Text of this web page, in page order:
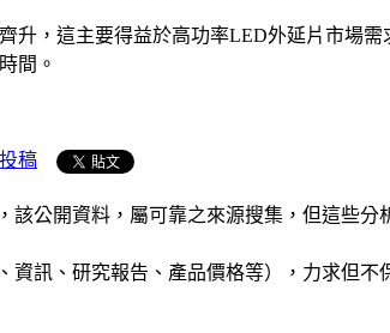
升，這主要得益於高功率LED外延片市場
間。
稿
該公開資料，屬可靠之來源搜集，但這些
訊、研究報告、產品價格等），力求但